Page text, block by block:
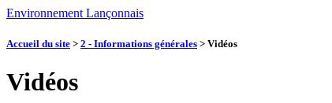
Environnement Lançonnais
Accueil du site > 2 - Informations générales > Vidéos
Vidéos